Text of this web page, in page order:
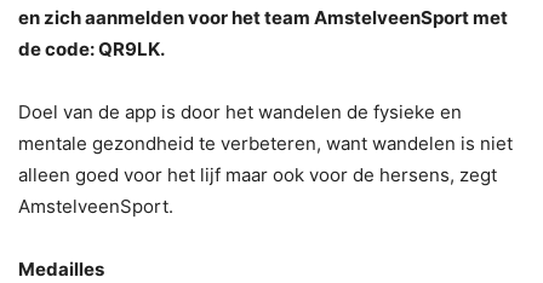
en zich aanmelden voor het team AmstelveenSport met
de code: QR9LK.
Doel van de app is door het wandelen de fysieke en
mentale gezondheid te verbeteren, want wandelen is niet
alleen goed voor het lijf maar ook voor de hersens, zegt
AmstelveenSport.
Medailles